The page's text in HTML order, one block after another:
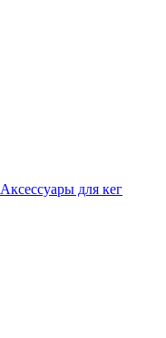
Аксессуары для кег